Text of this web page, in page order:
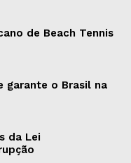
de Beach Tennis
garante o Brasil na
da Lei